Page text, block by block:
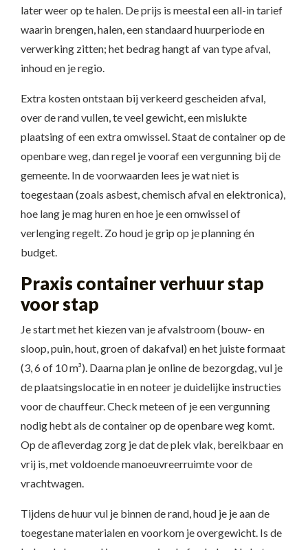
later weer op te halen. De prijs is meestal een all-in tarief
waarin brengen, halen, een standaard huurperiode en
verwerking zitten; het bedrag hangt af van type afval,
inhoud en je regio.
Extra kosten ontstaan bij verkeerd gescheiden afval,
over de rand vullen, te veel gewicht, een mislukte
plaatsing of een extra omwissel. Staat de container op de
openbare weg, dan regel je vooraf een vergunning bij de
gemeente. In de voorwaarden lees je wat niet is
toegestaan (zoals asbest, chemisch afval en elektronica),
hoe lang je mag huren en hoe je een omwissel of
verlenging regelt. Zo houd je grip op je planning én
budget.
Praxis container verhuur stap
voor stap
Je start met het kiezen van je afvalstroom (bouw- en
sloop, puin, hout, groen of dakafval) en het juiste formaat
(3, 6 of 10 m³). Daarna plan je online de bezorgdag, vul je
de plaatsingslocatie in en noteer je duidelijke instructies
voor de chauffeur. Check meteen of je een vergunning
nodig hebt als de container op de openbare weg komt.
Op de afleverdag zorg je dat de plek vlak, bereikbaar en
vrij is, met voldoende manoeuvreerruimte voor de
vrachtwagen.
Tijdens de huur vul je binnen de rand, houd je je aan de
toegestane materialen en voorkom je overgewicht. Is de